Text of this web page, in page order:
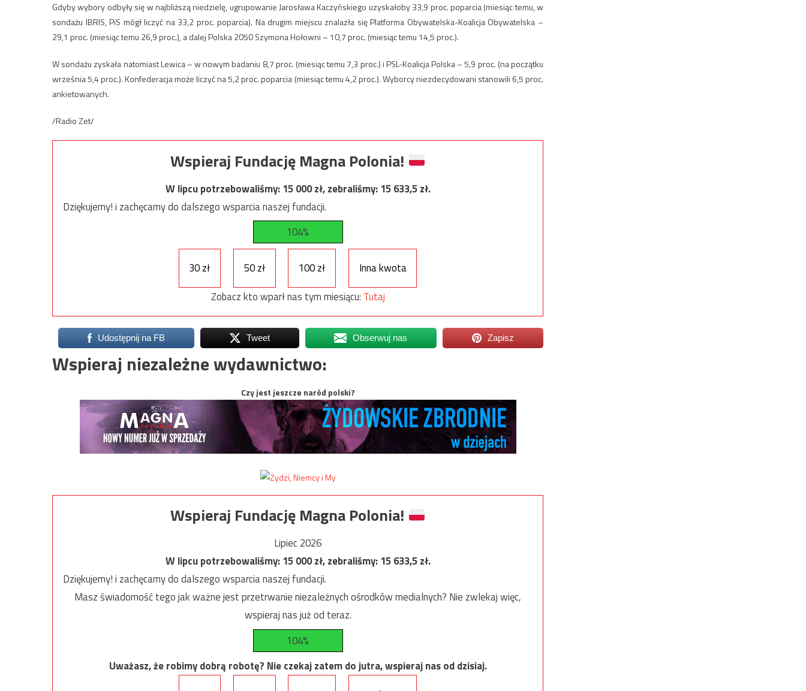
Gdyby wybory odbyły się w najbliższą niedzielę, ugrupowanie Jarosława Kaczyńskiego uzyskałoby 33,9 proc. poparcia (miesiąc temu, w
sondażu IBRIS, PiS mógł liczyć na 33,2 proc. poparcia). Na drugim miejscu znalazła się Platforma Obywatelska-Koalicja Obywatelska –
29,1 proc. (miesiąc temu 26,9 proc.), a dalej Polska 2050 Szymona Hołowni – 10,7 proc. (miesiąc temu 14,5 proc.).
W sondażu zyskała natomiast Lewica – w nowym badaniu 8,7 proc. (miesiąc temu 7,3 proc.) i PSL-Koalicja Polska – 5,9 proc. (na początku
września 5,4 proc.). Konfederacja może liczyć na 5,2 proc. poparcia (miesiąc temu 4,2 proc.). Wyborcy niezdecydowani stanowili 6,5 proc.
ankietowanych.
/Radio Zet/
Wspieraj Fundację Magna Polonia!
W lipcu potrzebowaliśmy:15 000zł, zebraliśmy:15 633,5zł.
Dziękujemy! i zachęcamy do dalszego wsparcia naszej fundacji.
104%
30 zł 50 zł 100 zł
Inna kwota
Zobacz kto wparł nas tym miesiącu: Tutaj
Udostępnij na FB Tweet Obserwuj nas Zapisz
Wspieraj niezależne wydawnictwo:
Czy jest jeszcze naród polski?
Wspieraj Fundację Magna Polonia!
Lipiec 2026
W lipcu potrzebowaliśmy:15 000zł, zebraliśmy:15 633,5zł.
Dziękujemy! i zachęcamy do dalszego wsparcia naszej fundacji.
Masz świadomość tego jak ważne jest przetrwanie niezależnych ośrodków medialnych? Nie zwlekaj więc,
wspieraj nas już od teraz.
104%
Uważasz, że robimy dobrą robotę? Nie czekaj zatem do jutra, wspieraj nas od dzisiaj.